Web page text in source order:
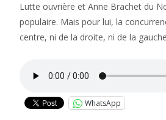
Lutte ouvrière et Anne Brachet du
populaire. Mais pour lui, la
centre, ni de la droite, ni de la
WhatsApp